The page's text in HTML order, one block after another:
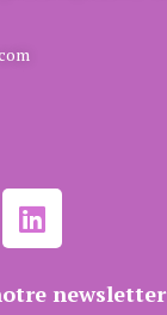
newsletter